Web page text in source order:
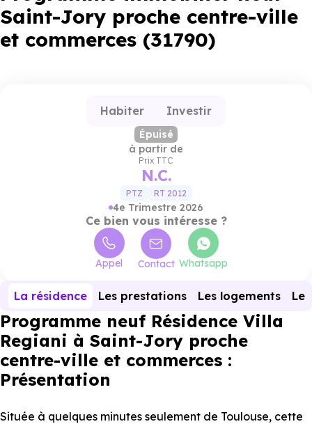
Saint-Jory proche centre-ville
et commerces (31790)
Habiter Investir
Épuisé
à partir de
Prix TTC
N.C.
PTZ RT 2012
4e Trimestre 2026
Ce bien vous intéresse ?
Appel Contact Whatsapp
La résidence Les prestations Les logements Le
Programme neuf Résidence Villa
Regiani à Saint-Jory proche
centre-ville et commerces :
Présentation
Située à quelques minutes seulement de Toulouse, cette